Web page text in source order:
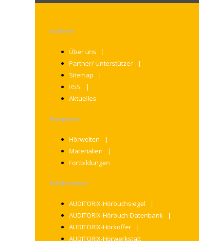
Auditorix
Über uns
Partner/ Unterstützer
Sitemap
RSS
Aktuelles
Navigation
Hörwelten
Materialien
Fortbildungen
Publikationen
AUDITORIX-Hörbuchsiegel
AUDITORIX-Hörbuch-Datenbank
AUDITORIX-Hörkoffer
AUDITORIX-Hörwerkstatt